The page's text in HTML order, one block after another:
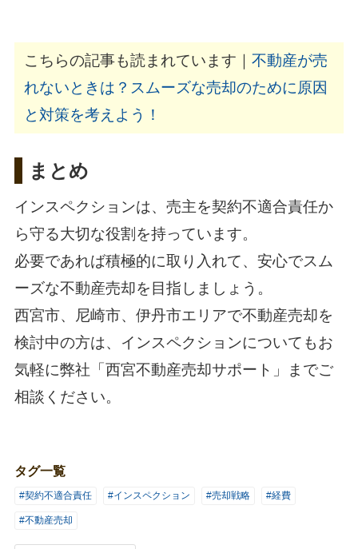
こちらの記事も読まれています｜ 不動産が売
れないときは？スムーズな売却のために原因
と対策を考えよう！
まとめ
インスペクションは、売主を契約不適合責任か
ら守る大切な役割を持っています。
必要であれば積極的に取り入れて、安心でスム
ーズな不動産売却を目指しましょう。
西宮市、尼崎市、伊丹市エリアで不動産売却を
検討中の方は、インスペクションについてもお
気軽に弊社「 西宮不動産売却サポート 」までご
相談ください。
タグ一覧
#契約不適合責任 #インスペクション #売却戦略 #経費
#不動産売却